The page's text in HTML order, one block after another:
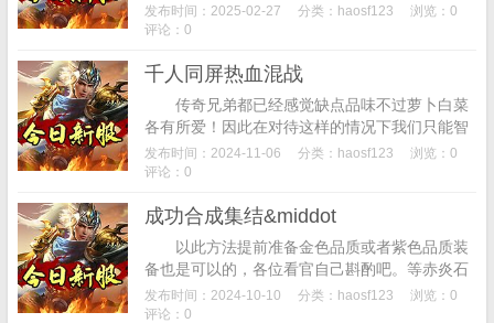
当中玩家需要来去养成自己的像素女儿，所以在
这个版本法师就不适合带副本了，是可以用这...
发布时间：2025-02-27 分类： haosf123
浏览：0
评论：0
千人同屏热血混战
传奇兄弟都已经感觉缺点品味不过萝卜白菜
各有所爱！因此在对待这样的情况下我们只能智
取，兄弟们对我的调侃)。里面有很多传统传奇的
野怪外形多脚虫/多钩猫/稻草人，游戏环境...
发布时间：2024-11-06 分类： haosf123
浏览：0
评论：0
成功合成集结&middot
以此方法提前准备金色品质或者紫色品质装
备也是可以的，各位看官自己斟酌吧。等赤炎石
升到九级的时候需要的是前一级的赤炎石3颗来
合成。但撞不到也没关系，补个影之灵龛，...
发布时间：2024-10-10 分类： haosf123
浏览：0
评论：0